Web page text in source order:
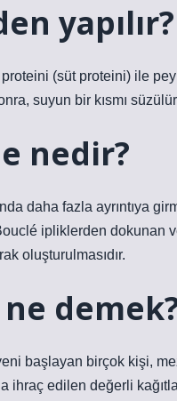
yapılır?
(süt proteini) ile
suyun bir kısmı
nedir?
daha fazla ayrıntıya
ipliklerden dokunan
oluşturulmasıdır.
yeni başlayan birçok kişi,
ihraç edilen değerli